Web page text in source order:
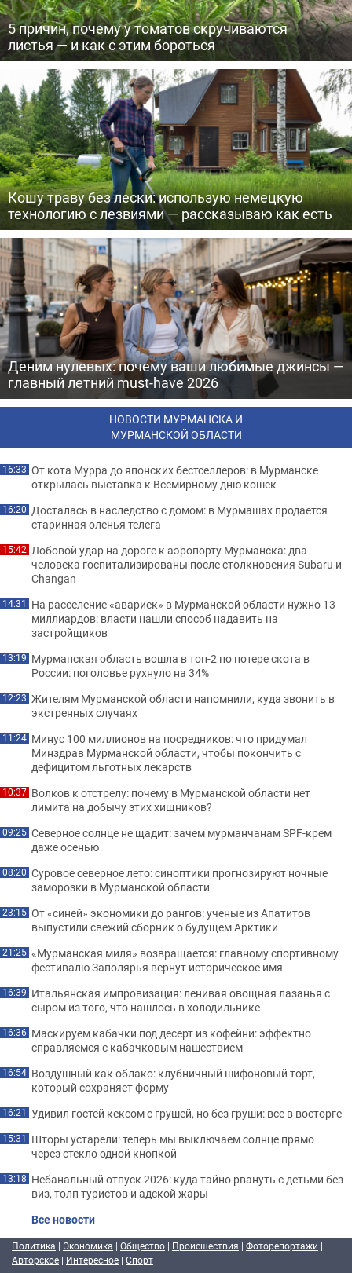
5 причин, почему у томатов скручиваются
листья — и как с этим бороться
Кошу траву без лески: использую немецкую
технологию с лезвиями — рассказываю как есть
Деним нулевых: почему ваши любимые джинсы —
главный летний must-have 2026
НОВОСТИ МУРМАНСКА И
МУРМАНСКОЙ ОБЛАСТИ
16:33 От кота Мурра до японских бестселлеров: в Мурманске
открылась выставка к Всемирному дню кошек
16:20 Досталась в наследство с домом: в Мурмашах продается
старинная оленья телега
15:42 Лобовой удар на дороге к аэропорту Мурманска: два
человека госпитализированы после столкновения Subaru и
Changan
14:31 На расселение «авариек» в Мурманской области нужно 13
миллиардов: власти нашли способ надавить на
застройщиков
13:19 Мурманская область вошла в топ-2 по потере скота в
России: поголовье рухнуло на 34%
12:23 Жителям Мурманской области напомнили, куда звонить в
экстренных случаях
11:24 Минус 100 миллионов на посредников: что придумал
Минздрав Мурманской области, чтобы покончить с
дефицитом льготных лекарств
10:37 Волков к отстрелу: почему в Мурманской области нет
лимита на добычу этих хищников?
09:25 Северное солнце не щадит: зачем мурманчанам SPF-крем
даже осенью
08:20 Суровое северное лето: синоптики прогнозируют ночные
заморозки в Мурманской области
23:15 От «синей» экономики до рангов: ученые из Апатитов
выпустили свежий сборник о будущем Арктики
21:25 «Мурманская миля» возвращается: главному спортивному
фестивалю Заполярья вернут историческое имя
16:39 Итальянская импровизация: ленивая овощная лазанья с
сыром из того, что нашлось в холодильнике
16:36 Маскируем кабачки под десерт из кофейни: эффектно
справляемся с кабачковым нашествием
16:54 Воздушный как облако: клубничный шифоновый торт,
который сохраняет форму
16:21 Удивил гостей кексом с грушей, но без груши: все в восторге
15:31 Шторы устарели: теперь мы выключаем солнце прямо
через стекло одной кнопкой
13:18 Небанальный отпуск 2026: куда тайно рвануть с детьми без
виз, толп туристов и адской жары
Все новости
Политика | Экономика | Общество | Происшествия | Фоторепортажи |
Авторское | Интересное | Спорт